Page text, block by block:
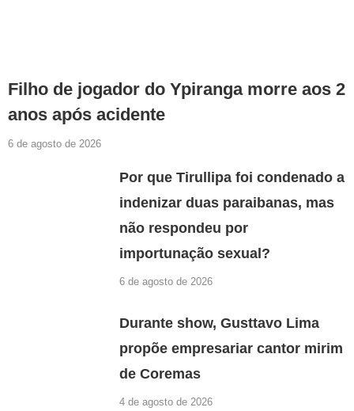
Filho de jogador do Ypiranga morre aos 2
anos após acidente
6 de agosto de 2026
Por que Tirullipa foi condenado a
indenizar duas paraibanas, mas
não respondeu por
importunação sexual?
6 de agosto de 2026
Durante show, Gusttavo Lima
propõe empresariar cantor mirim
de Coremas
4 de agosto de 2026